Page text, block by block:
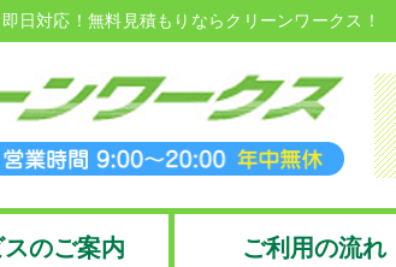
日対応！無料見積もりならクリーンワークス！
のご案内 ご利用の流れ